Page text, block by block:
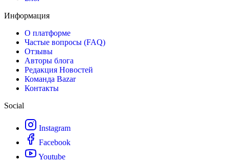
Информация
О платформе
Частые вопросы (FAQ)
Отзывы
Авторы блога
Редакция Новостей
Команда Bazar
Контакты
Social
Instagram
Facebook
Youtube